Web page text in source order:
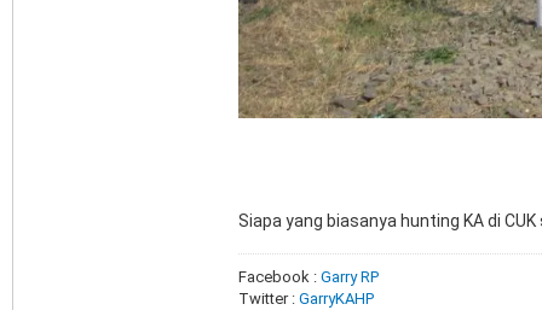
Siapa yang biasanya hunting KA di
Facebook : Garry RP
Twitter : GarryKAHP